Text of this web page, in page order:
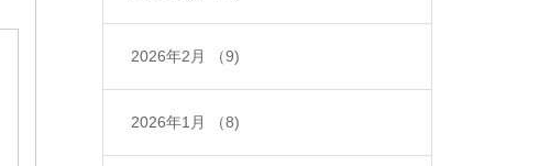
2026年2月 （9)
2026年1月 （8)